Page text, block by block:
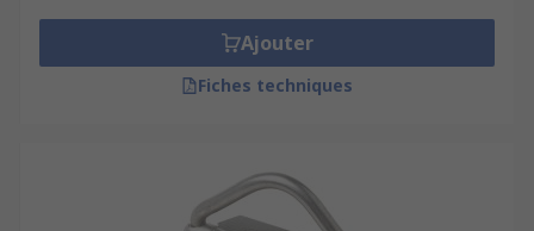
Ajouter
Fiches techniques